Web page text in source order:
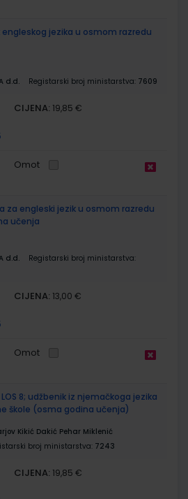
engleskog jezika u osmom razredu
d.d. Registarski broj ministarstva: 7609
CIJENA: 19,85 €
Omot
za engleski jezik u osmom razredu
učenja
d.d.
Registarski broj ministarstva:
CIJENA: 13,00 €
Omot
LOS 8; udžbenik iz njemačkoga jezika
škole (osma godina učenja)
Kikić Dakić Pehar Miklenić
broj ministarstva: 7243
CIJENA: 19,85 €